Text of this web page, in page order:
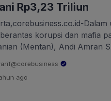
Rp3,23 Triliun
Dalam
korupsi dan mafia
(Mentan), Andi Amran
keberanian dan
dan keadilan demi petani
akan ditindak sesuai
ago